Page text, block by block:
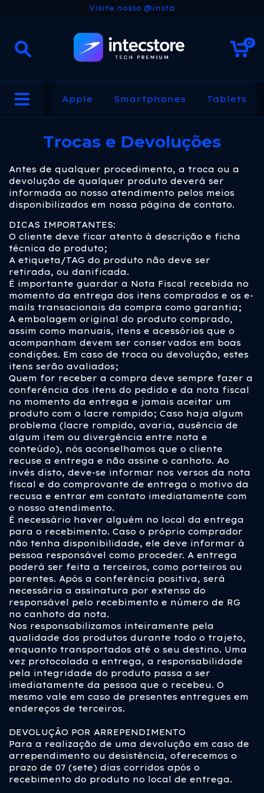
Visite nosso @insta
0
Apple Smartphones Tablets
Trocas e Devoluções
Antes de qualquer procedimento, a troca ou a
devolução de qualquer produto deverá ser
informada ao nosso atendimento pelos meios
disponibilizados em nossa página de contato.
DICAS IMPORTANTES:
O cliente deve ficar atento à descrição e ficha
técnica do produto;
A etiqueta/TAG do produto não deve ser
retirada, ou danificada.
É importante guardar a Nota Fiscal recebida no
momento da entrega dos itens comprados e os e-
mails transacionais da compra como garantia;
A embalagem original do produto comprado,
assim como manuais, itens e acessórios que o
acompanham devem ser conservados em boas
condições. Em caso de troca ou devolução, estes
itens serão avaliados;
Quem for receber a compra deve sempre fazer a
conferência dos itens do pedido e da nota fiscal
no momento da entrega e jamais aceitar um
produto com o lacre rompido; Caso haja algum
problema (lacre rompido, avaria, ausência de
algum item ou divergência entre nota e
conteúdo), nós aconselhamos que o cliente
recuse a entrega e não assine o canhoto. Ao
invés disto, deve-se informar nos versos da nota
fiscal e do comprovante de entrega o motivo da
recusa e entrar em contato imediatamente com
o nosso atendimento.
É necessário haver alguém no local da entrega
para o recebimento. Caso o próprio comprador
não tenha disponibilidade, ele deve informar à
pessoa responsável como proceder. A entrega
poderá ser feita a terceiros, como porteiros ou
parentes. Após a conferência positiva, será
necessária a assinatura por extenso do
responsável pelo recebimento e número de RG
no canhoto da nota.
Nos responsabilizamos inteiramente pela
qualidade dos produtos durante todo o trajeto,
enquanto transportados até o seu destino. Uma
vez protocolada a entrega, a responsabilidade
pela integridade do produto passa a ser
imediatamente da pessoa que o recebeu. O
mesmo vale em caso de presentes entregues em
endereços de terceiros.
DEVOLUÇÃO POR ARREPENDIMENTO
Para a realização de uma devolução em caso de
arrependimento ou desistência, oferecemos o
prazo de 07 (sete) dias corridos após o
recebimento do produto no local de entrega.